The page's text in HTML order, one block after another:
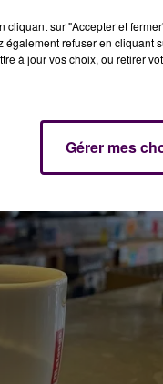
cliquant sur "Accepter et
également refuser en cliquant
à jour vos choix, ou retirer
Gérer mes